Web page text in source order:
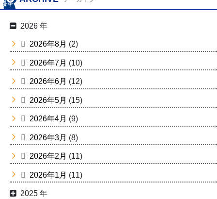
2026 年
2026年8月 (2)
2026年7月 (10)
2026年6月 (12)
2026年5月 (15)
2026年4月 (9)
2026年3月 (8)
2026年2月 (11)
2026年1月 (11)
2025 年